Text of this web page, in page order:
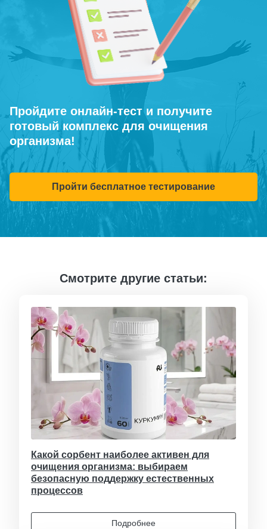
Пройдите онлайн-тест и получите
готовый комплекс для очищения
организма!
Пройти бесплатное тестирование
Смотрите другие статьи:
Какой сорбент наиболее активен для
очищения организма: выбираем
безопасную поддержку естественных
процессов
Подробнее